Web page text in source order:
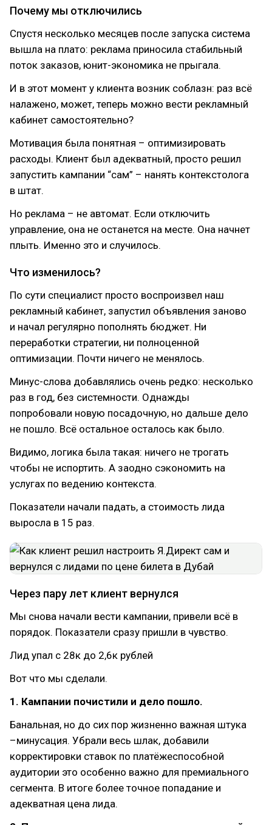
Почему мы отключились
Спустя несколько месяцев после запуска система
вышла на плато: реклама приносила стабильный
поток заказов, юнит-экономика не прыгала.
И в этот момент у клиента возник соблазн: раз всё
налажено, может, теперь можно вести рекламный
кабинет самостоятельно?
Мотивация была понятная – оптимизировать
расходы. Клиент был адекватный, просто решил
запустить кампании “сам” – нанять контекстолога
в штат.
Но реклама – не автомат. Если отключить
управление, она не останется на месте. Она начнет
плыть. Именно это и случилось.
Что изменилось?
По сути специалист просто воспроизвел наш
рекламный кабинет, запустил объявления заново
и начал регулярно пополнять бюджет. Ни
переработки стратегии, ни полноценной
оптимизации. Почти ничего не менялось.
Минус-слова добавлялись очень редко: несколько
раз в год, без системности. Однажды
попробовали новую посадочную, но дальше дело
не пошло. Всё остальное осталось как было.
Видимо, логика была такая: ничего не трогать
чтобы не испортить. А заодно сэкономить на
услугах по ведению контекста.
Показатели начали падать, а стоимость лида
выросла в 15 раз.
Через пару лет клиент вернулся
Мы снова начали вести кампании, привели всё в
порядок. Показатели сразу пришли в чувство.
Лид упал с 28к до 2,6к рублей
Вот что мы сделали.
1. Кампании почистили и дело пошло.
Банальная, но до сих пор жизненно важная штука
–минусация. Убрали весь шлак, добавили
корректировки ставок по платёжеспособной
аудитории это особенно важно для премиального
сегмента. В итоге более точное попадание и
адекватная цена лида.